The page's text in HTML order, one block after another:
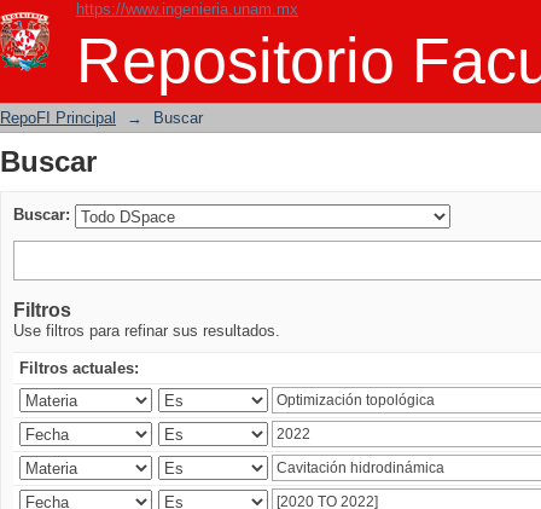
https://www.ingenieria.unam.mx
Repositorio
Buscar
RepoFI Principal → Buscar
Buscar
Buscar:
Filtros
Use filtros para refinar sus resultados.
Filtros actuales: